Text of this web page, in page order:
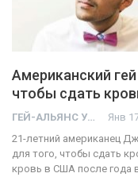
Американский
чтобы сдать
ГЕЙ-АЛЬЯНС УКРАИНА Янв
21-летний американец
для того, чтобы сдать
кровь в США после года